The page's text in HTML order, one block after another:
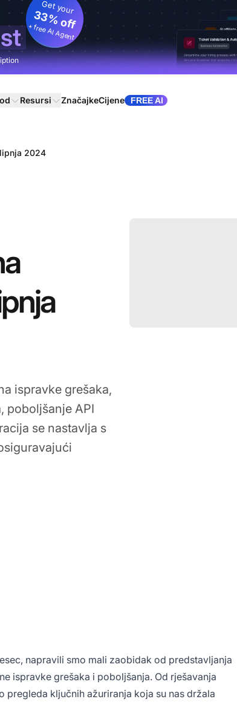
Get your
33% off
+ free AI Agent
Resursi ZnačajkeCijene FREE AI
2024
ispravke grešaka,
poboljšanje API
se nastavlja s
napravili smo mali zaobidak od predstavljanja
ispravke grešaka i poboljšanja. Od rješavanja
ključnih ažuriranja koja su nas držala